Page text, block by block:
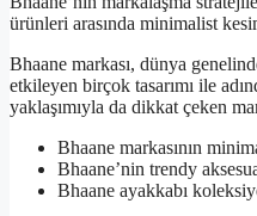
ürünleri arasında minimalist
Bhaane markası, dünya
etkileyen birçok tasarımı ile
yaklaşımıyla da dikkat çeken
Bhaane markasının
Bhaane’nin trendy
Bhaane ayakkabı